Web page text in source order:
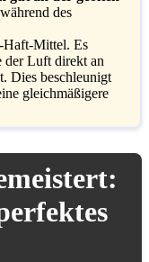
des
Haft-Mittel. Es
der Luft direkt an
Dies beschleunigt
gleichmäßigere